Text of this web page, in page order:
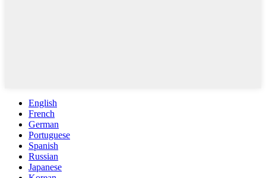
English
French
German
Portuguese
Spanish
Russian
Japanese